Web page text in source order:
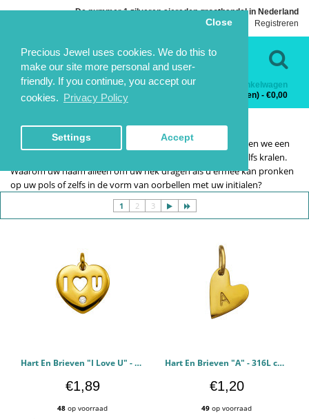
Precious Jewel uses cookies. We do this to
make our site more personal and user-
friendly. If you continue, you accept our
cookies. Privacy Policy
Close
Settings Accept
De nummer 1 zilveren sieraden groothandel in Nederland
Inloggen
Registreren
Categorieën
Winkelwagen
0 product(en) - €0,00
HOME COLLECTIE ALFABET ALFABET
SIERADEN UIT HET ALFABET
Hoewel alfabetbedels en hangers al lange tijd bestaan, geven we een
hele nieuwe draai aan alfabetsieraden met oorbellen en zelfs kralen.
Waarom uw naam alleen om uw nek dragen als u ermee kan pronken
op uw pols of zelfs in de vorm van oorbellen met uw initialen?
1 2 3
Hart En Brieven "I Love U" - 316L chirurgisch roestvrij staal Stalen hangers PCJW50492
€1,89
48 op voorraad
Hart En Brieven "A" - 316L chirurgisch roestvrij staal Stalen hangers PCJW50462
€1,20
49 op voorraad